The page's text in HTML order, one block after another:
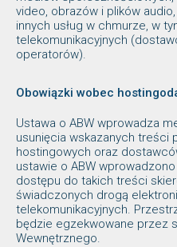
video, obrazów i plików
innych usług w chmurze, w
telekomunikacyjnych
operatorów).
Obowiązki wobec
Ustawa o ABW wprowadza
usunięcia wskazanych treści
hostingowych oraz
ustawie o ABW
dostępu do takich treści
świadczonych drogą
telekomunikacyjnych.
będzie egzekwowane przez
Wewnętrznego.